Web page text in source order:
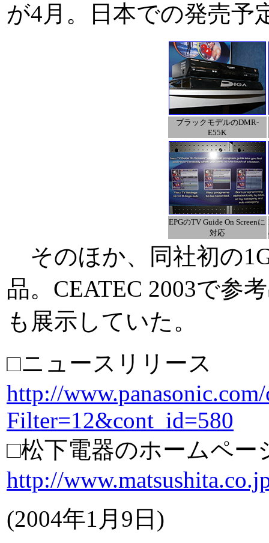
が4月。日本での発売予
ブラックモデルのDMR-
E55K
EPGのTV Guide On Screenに
対応
そのほか、同社初の
品。CEATEC 2003で参
も展示していた。
□ニュースリリース
http://
Filter=12&cont_id=580
□松下電器のホームペー
http://
(2004年1月9日)